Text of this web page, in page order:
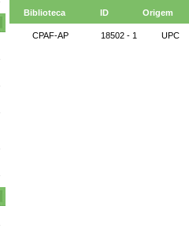
Biblioteca ID Origem
CPAF-AP 18502 - 1 UPC